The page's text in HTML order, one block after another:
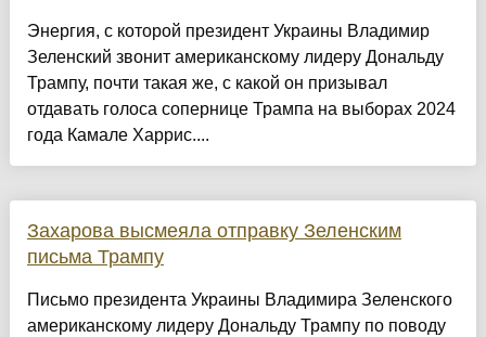
Энергия, с которой президент Украины Владимир
Зеленский звонит американскому лидеру Дональду
Трампу, почти такая же, с какой он призывал
отдавать голоса сопернице Трампа на выборах 2024
года Камале Харрис....
Захарова высмеяла отправку Зеленским
письма Трампу
Письмо президента Украины Владимира Зеленского
американскому лидеру Дональду Трампу по поводу